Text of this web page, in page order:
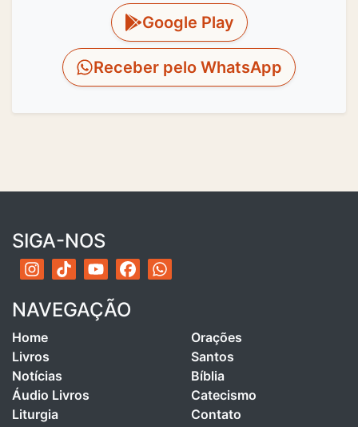
Google Play
Receber pelo WhatsApp
SIGA-NOS
NAVEGAÇÃO
Home
Livros
Notícias
Áudio Livros
Liturgia
Orações
Santos
Bíblia
Catecismo
Contato